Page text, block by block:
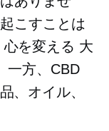
こすことは
心を変える 大
一方、CBD
、オイル、